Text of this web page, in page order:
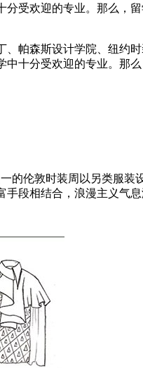
受欢迎的专业。那么，
帕森斯设计学院、纽约
十分受欢迎的专业。那
伦敦时装周以另类服装
段相结合，浪漫主义气息